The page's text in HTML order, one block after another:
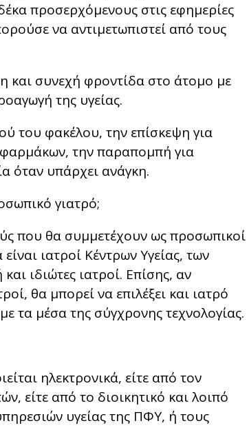
προσερχόμενους στις εφημερίες
να αντιμετωπιστεί από τους
και συνεχή φροντίδα στο άτομο με
της υγείας.
του φακέλου, την επίσκεψη για
την παραπομπή για
όταν υπάρχει ανάγκη.
γιατρό;
που θα συμμετέχουν ως προσωπικοί
ιατροί Κέντρων Υγείας, των
ιδιώτες ιατροί. Επίσης, αν
θα μπορεί να επιλέξει και ιατρό
τα μέσα της σύγχρονης τεχνολογίας.
ηλεκτρονικά, είτε από τον
είτε από το διοικητικό και λοιπό
υγείας της ΠΦΥ, ή τους